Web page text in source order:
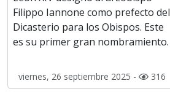
Filippo Iannone como prefecto del
Dicasterio para los Obispos. Este
es su primer gran nombramiento.
viernes, 26 septiembre 2025 - 316